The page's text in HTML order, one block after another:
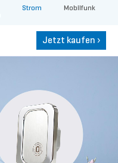
Strom Mobilfunk
Jetzt kaufen ›